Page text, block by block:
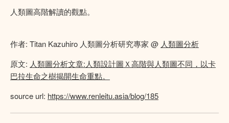
人類圖高階解讀的觀點。
作者: Titan Kazuhiro 人類圖分析研究專家 @ 人類圖分析
原文: 人類圖分析文章:人類設計圖Ｘ高階與人類圖不同，以卡
巴拉生命之樹揭開生命重點。
source url: https://www.renleitu.asia/blog/185